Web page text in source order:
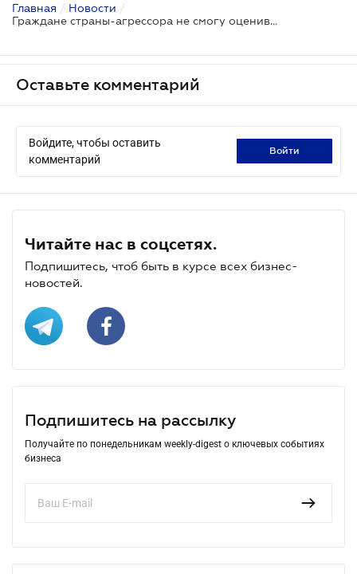
Главная / Новости /
Граждане страны-агрессора не смогу оценивать украинское имущество
Оставьте комментарий
Войдите, чтобы оставить
комментарий
войти
Читайте нас в соцсетях.
Подпишитесь, чтоб быть в курсе всех бизнес-
новостей.
Подпишитесь на рассылку
Получайте по понедельникам weekly-digest о ключевых событиях
бизнеса